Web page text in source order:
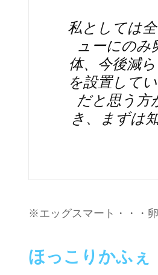
私としては
ューにのみ
体、今後減
を設置して
だと思う方
き、まずは
※エッグスマート・・・
ほっこりかふぇ